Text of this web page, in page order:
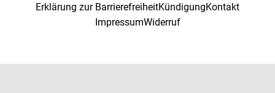
Erklärung zur BarrierefreiheitKündigungKontakt
ImpressumWiderruf